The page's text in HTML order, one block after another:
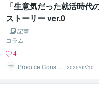
「生意気だった就活時代
ストーリー ver.0
記事
コラム
4
Produce Consult
2025/02/10